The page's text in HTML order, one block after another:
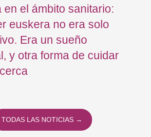
en el ámbito sanitario:
euskera no era solo
Era un sueño
y otra forma de cuidar
TODAS LAS NOTICIAS →